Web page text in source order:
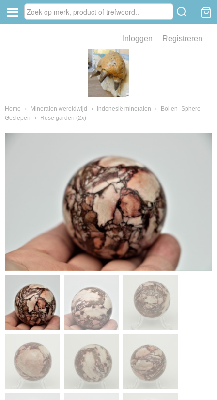
Inloggen Registreren
Home › Mineralen wereldwijd › Indonesië mineralen ›
Bollen -Sphere
Geslepen
› Rose garden (2x)
van fossielen en mineralen